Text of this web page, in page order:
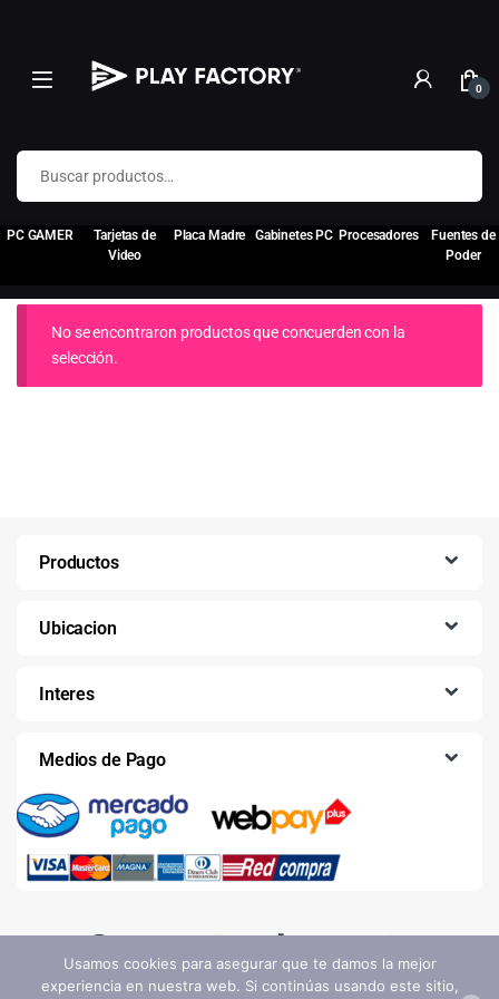
0
Buscar por:
PC GAMER
Tarjetas de
Video
Placa Madre Gabinetes PC Procesadores
Fuentes de
Poder
No se encontraron productos que concuerden con la
selección.
Productos
Ubicacion
Interes
Medios de Pago
Usamos cookies para asegurar que te damos la mejor
experiencia en nuestra web. Si continúas usando este sitio,